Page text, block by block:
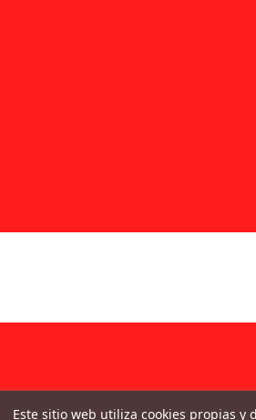
Este sitio web utiliza cookies propias